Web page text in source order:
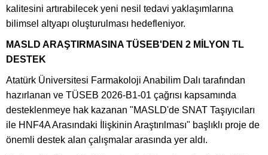
kalitesini artırabilecek yeni nesil tedavi yaklaşımlarına
bilimsel altyapı oluşturulması hedefleniyor.
MASLD ARAŞTIRMASINA TÜSEB'DEN 2 MİLYON TL
DESTEK
Atatürk Üniversitesi Farmakoloji Anabilim Dalı tarafından
hazırlanan ve TÜSEB 2026-B1-01 çağrısı kapsamında
desteklenmeye hak kazanan "MASLD'de SNAT Taşıyıcıları
ile HNF4A Arasındaki İlişkinin Araştırılması" başlıklı proje de
önemli destek alan çalışmalar arasında yer aldı.